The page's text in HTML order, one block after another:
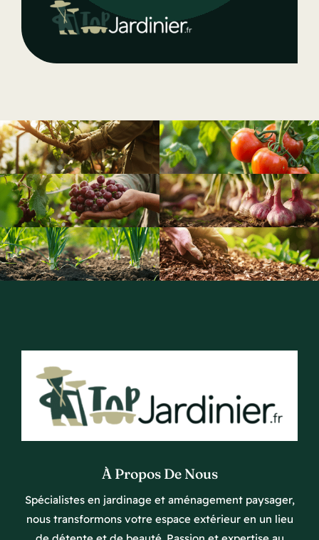
À Propos De Nous
Spécialistes en jardinage et aménagement paysager,
nous transformons votre espace extérieur en un lieu